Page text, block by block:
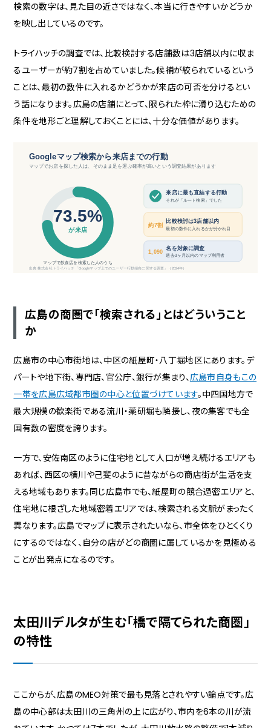
検索の数字は、見た目の近さではなく、本当に行きやすいかどうか
を映し出しているのです。
トライハッチの調査では、比較検討する店舗数は3店舗以内に収ま
るユーザーが約7割を占めていました。候補が絞られているという
ことは、最初の数件に入れるかどうかが来店の可否を分けるとい
う話になります。広島の店舗にとって、限られた枠に滑り込むための
条件を地形ごと理解しておくことには、十分な価値があります。
Googleマップ検索から来店までの行動
マップでお店を探した人は、そのまま足を運ぶ確率が高いという調査結果があります
73.5%
が来店
マップで飲食店を検索した人のうち
来店に最も直結する行動
それが「ルート検索」でした
約7割
比較検討は3店舗以内
最初の数件に入れるかが分かれ目
1,090
名を対象に調査
過去3ヶ月以内のマップ利用者
出典 株式会社トライハッチ「Googleマップ上でのユーザー行動傾向に関する調査」（2024年）
広島の商圏で「検索される」とはどういうこと
か
広島市の中心市街地は、中区の紙屋町・八丁堀地区にあります。デ
パートや地下街、専門店、官公庁、銀行が集まり、広島市自身もこの
一帯を広島広域都市圏の中心と位置づけています。中四国地方で
最大規模の歓楽街である流川・薬研堀も隣接し、夜の集客でも全
国有数の密度を誇ります。
一方で、安佐南区のように住宅地として人口が増え続けるエリアも
あれば、西区の横川や己斐のように昔ながらの商店街が生活を支
える地域もあります。同じ広島市でも、紙屋町の競合過密エリアと、
住宅地に根ざした地域密着エリアでは、検索される文脈がまったく
異なります。広島でマップに表示されたいなら、市全体をひとくくり
にするのではなく、自分の店がどの商圏に属しているかを見極める
ことが出発点になるのです。
太田川デルタが生む「橋で隔てられた商圏」
の特性
ここからが、広島のMEO対策で最も見落とされやすい論点です。広
島の中心部は太田川の三角州の上に広がり、市内を6本の川が流